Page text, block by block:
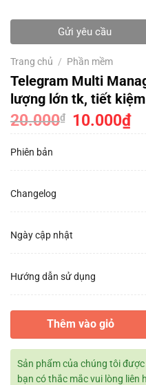
Gửi yêu cầu
Trang chủ / Phần mềm
Telegram Multi
lượng lớn tk, tiết
20.000₫
Giá
gốc
10.000₫Giá
hiện
Phiên bản
Changelog
Ngày cập nhật
Hướng dẫn sử dụng
Thêm vào giỏ
Sản phẩm của chúng tôi
bạn có thắc mắc vui lòng liên